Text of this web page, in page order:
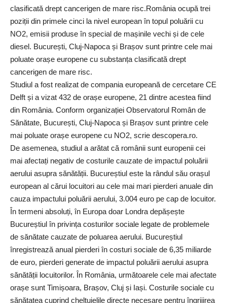
clasificată drept cancerigen de mare risc.România ocupă trei
poziții din primele cinci la nivel european în topul poluării cu
NO2, emisii produse în special de mașinile vechi și de cele
diesel. București, Cluj-Napoca și Brașov sunt printre cele mai
poluate orașe europene cu substanța clasificată drept
cancerigen de mare risc.
Studiul a fost realizat de compania europeană de cercetare CE
Delft și a vizat 432 de orașe europene, 21 dintre acestea fiind
din România. Conform organizației Observatorul Român de
Sănătate, București, Cluj-Napoca și Brașov sunt printre cele
mai poluate orașe europene cu NO2, scrie descopera.ro.
De asemenea, studiul a arătat că românii sunt europenii cei
mai afectați negativ de costurile cauzate de impactul poluării
aerului asupra sănătății. Bucureștiul este la rândul său orașul
european al cărui locuitori au cele mai mari pierderi anuale din
cauza impactului poluării aerului, 3.004 euro pe cap de locuitor.
În termeni absoluți, în Europa doar Londra depășește
Bucureștiul în privința costurilor sociale legate de problemele
de sănătate cauzate de poluarea aerului. Bucureștiul
înregistrează anual pierderi în costuri sociale de 6,35 miliarde
de euro, pierderi generate de impactul poluării aerului asupra
sănătății locuitorilor. În România, următoarele cele mai afectate
orașe sunt Timișoara, Brașov, Cluj și Iași. Costurile sociale cu
sănătatea cuprind cheltuielile directe necesare pentru îngrijirea